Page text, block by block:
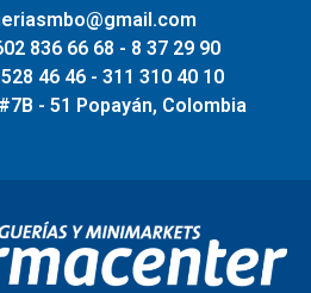
836 66 68 - 8 37 29 90
46 46 - 311 310 40 10
- 51 Popayán, Colombia